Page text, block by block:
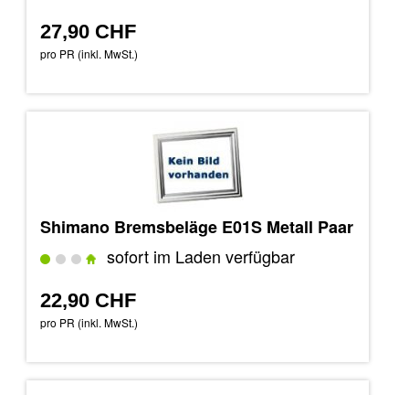
27,90 CHF
pro PR (inkl. MwSt.)
Shimano Bremsbeläge E01S Metall Paar
sofort im Laden verfügbar
22,90 CHF
pro PR (inkl. MwSt.)